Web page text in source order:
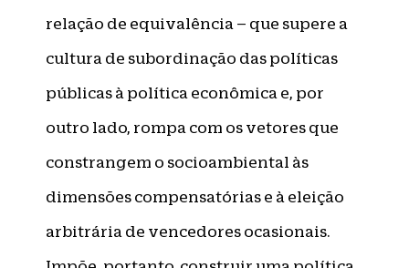
relação de equivalência – que supere a
cultura de subordinação das políticas
públicas à política econômica e, por
outro lado, rompa com os vetores que
constrangem o socioambiental às
dimensões compensatórias e à eleição
arbitrária de vencedores ocasionais.